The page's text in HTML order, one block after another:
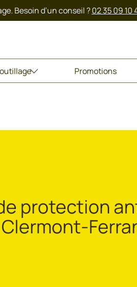
Besoin d’un conseil ?02 35 09 10
Promotions
protection